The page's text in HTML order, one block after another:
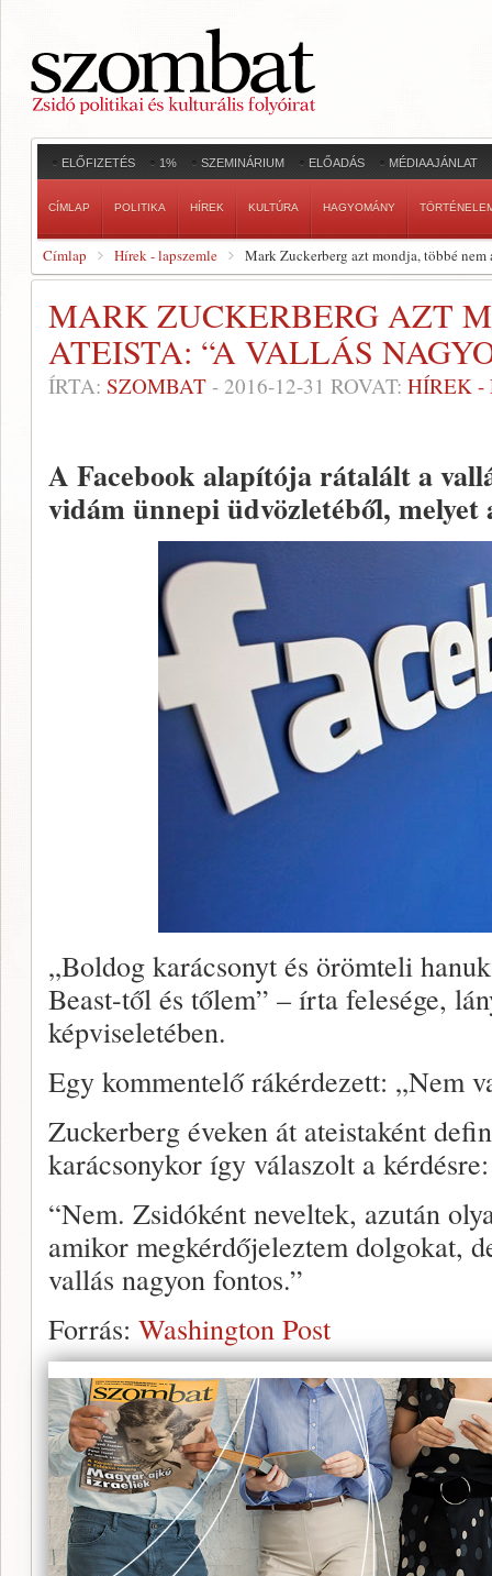
ELŐFIZETÉS 1% SZEMINÁRIUM ELŐADÁS MÉDIAAJÁNLAT
CÍMLAP POLITIKA HÍREK KULTÚRA HAGYOMÁNY
Címlap Hírek - lapszemle Mark Zuckerberg azt mondja, többé nem
MARK ZUCKERBERG AZT
ATEISTA: “A VALLÁS
ÍRTA: SZOMBAT - 2016-12-31 ROVAT: HÍREK -
A Facebook alapítója rátalált a
vidám ünnepi üdvözletéből,
„Boldog karácsonyt és örömteli
Beast-től és tőlem” – írta felesége,
képviseletében.
Egy kommentelő rákérdezett: „Nem
Zuckerberg éveken át ateistaként
karácsonykor így válaszolt a kérdésre:
“Nem. Zsidóként neveltek, azután
amikor megkérdőjeleztem dolgokat,
vallás nagyon fontos.”
Forrás: Washington Post